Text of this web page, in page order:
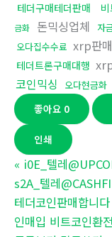
테더구매테더판매
금화
돈믹싱업체 자
오다집수수료 xrp판매
테더트론구매대행
코인믹싱
오다현금화
좋아요 0
인쇄
« i0E_텔레
s2A_텔레
테더코인판매합니
인매입 비트코인환